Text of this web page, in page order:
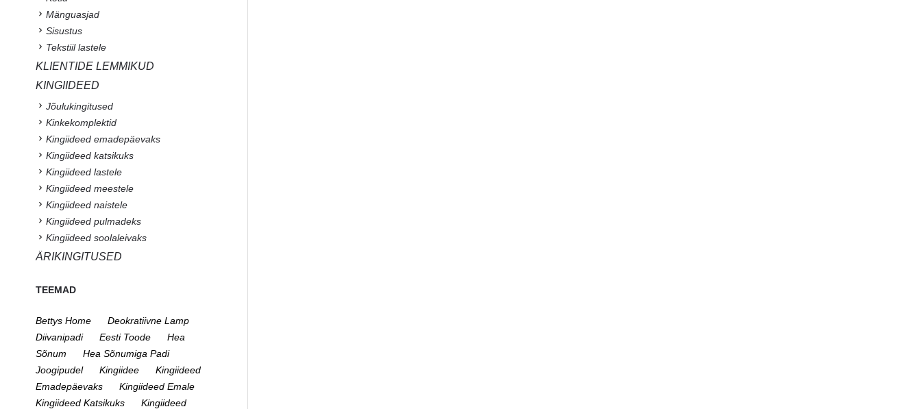
Mänguasjad
Sisustus
Tekstiil lastele
KLIENTIDE LEMMIKUD
KINGIIDEED
Jõulukingitused
Kinkekomplektid
Kingiideed emadepäevaks
Kingiideed katsikuks
Kingiideed lastele
Kingiideed meestele
Kingiideed naistele
Kingiideed pulmadeks
Kingiideed soolaleivaks
ÄRIKINGITUSED
TEEMAD
Bettys Home
Deokratiivne Lamp
Diivanipadi
Eesti Toode
Hea
Sõnum
Hea Sõnumiga Padi
Joogipudel
Kingiidee
Kingiideed
Emadepäevaks
Kingiideed Emale
Kingiideed Katsikuks
Kingiideed